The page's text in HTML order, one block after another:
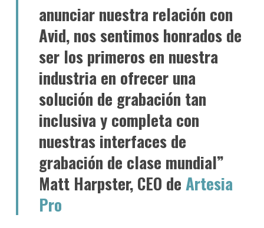
anunciar nuestra relación con
Avid, nos sentimos honrados de
ser los primeros en nuestra
industria en ofrecer una
solución de grabación tan
inclusiva y completa con
nuestras interfaces de
grabación de clase mundial”
Matt Harpster, CEO deArtesia
Pro